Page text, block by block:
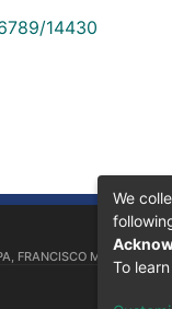
14430
FRANCISCO MORAZÁN,
We
To